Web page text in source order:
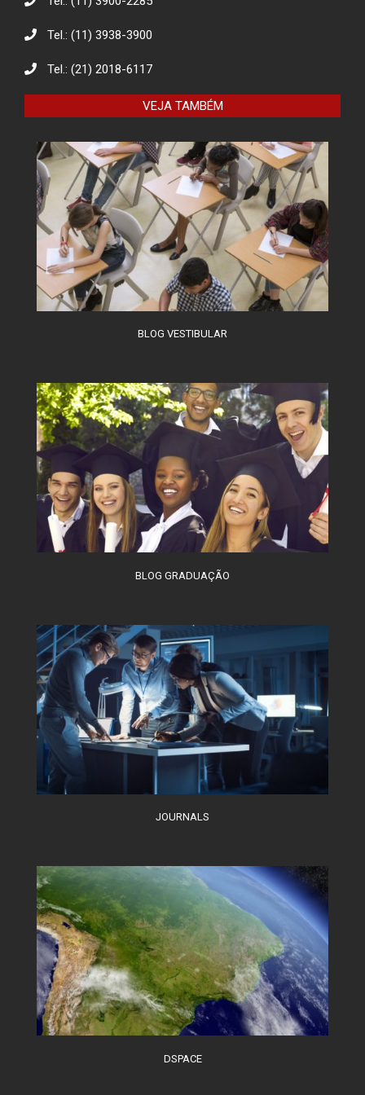
Eco Eletrônicos: Promovendo a
Responsável
O combate à desinformação na
Tel.: (11) 3938-3900
Tel.: (21) 2018-6117
VEJA TAMBÉM
BLOG VESTIBULAR
BLOG GRADUAÇÃO
JOURNALS
DSPACE